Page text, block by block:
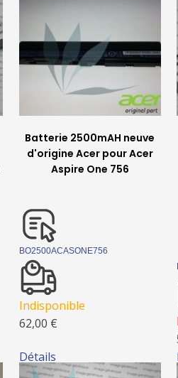
Détails
Batterie 2500mAH neuve
d'origine Acer pour Acer
Aspire One 756
BO2500ACASONE756
Indisponible
62,00 €